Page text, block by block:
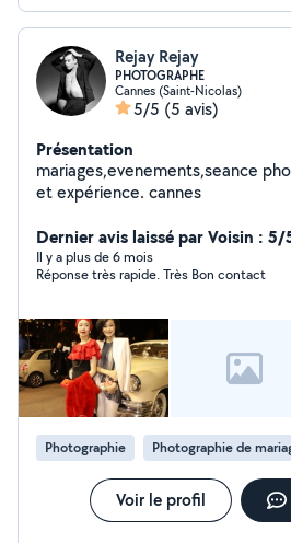
Rejay Rejay
PHOTOGRAPHE
Cannes (Saint-Nicolas)
5/5 (5 avis)
Présentation
mariages,evenements,seance
et expérience. cannes
Dernier avis laissé par Voisin : 5/
Il y a plus de 6 mois
Réponse très rapide. Très Bon contact
Photographie Photographie de
Voir le profil